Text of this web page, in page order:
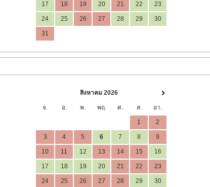
17 18 19 20 21 22 23
24 25 26 27 28 29 30
31
สิงหาคม 2026
จ. อ. พ. พฤ. ศ. ส. อา.
1 2
3 4 5 6 7 8 9
10 11 12 13 14 15 16
17 18 19 20 21 22 23
24 25 26 27 28 29 30